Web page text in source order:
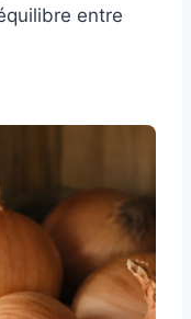
entre